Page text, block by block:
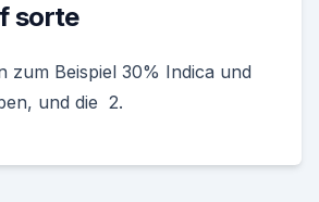
sorte
zum Beispiel 30% Indica und
und die 2.